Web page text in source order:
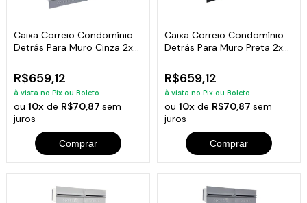
Caixa Correio Condomínio
Detrás Para Muro Cinza 2x4
R$659,12
à vista no Pix ou Boleto
ou10x de R$70,87sem
juros
Comprar
Caixa Correio Condomínio
Detrás Para Muro Preta 2x4
R$659,12
à vista no Pix ou Boleto
ou 10xde R$70,87 sem
juros
Comprar